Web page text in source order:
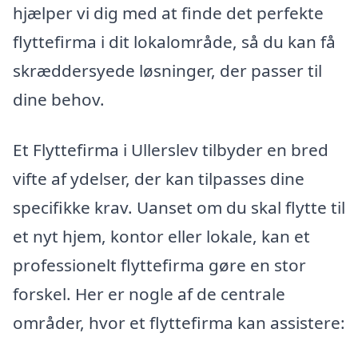
hjælper vi dig med at finde det perfekte
flyttefirma i dit lokalområde, så du kan få
skræddersyede løsninger, der passer til
dine behov.
Et Flyttefirma i Ullerslev tilbyder en bred
vifte af ydelser, der kan tilpasses dine
specifikke krav. Uanset om du skal flytte til
et nyt hjem, kontor eller lokale, kan et
professionelt flyttefirma gøre en stor
forskel. Her er nogle af de centrale
områder, hvor et flyttefirma kan assistere: